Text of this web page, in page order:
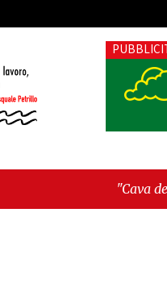
"Cava de' Tirreni, Caso
perché esiste"